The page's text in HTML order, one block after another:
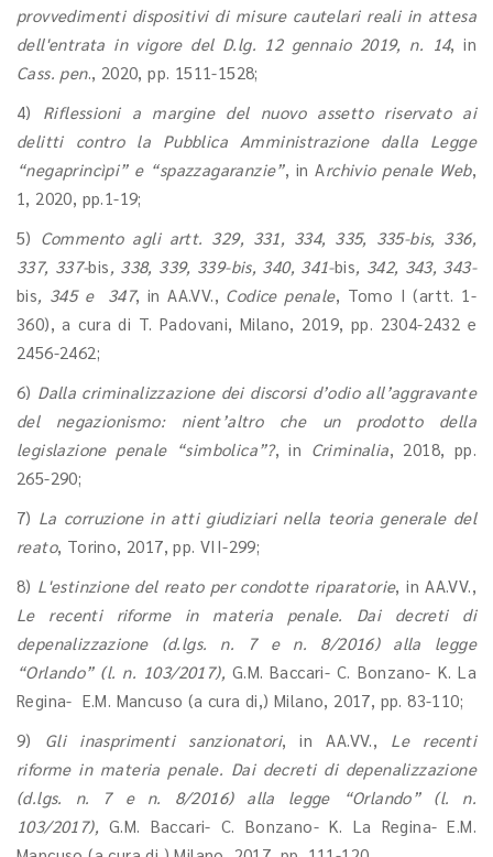
provvedimenti dispositivi di misure cautelari reali in attesa
dell'entrata in vigore del D.lg. 12 gennaio 2019, n. 14, in
Cass. pen., 2020, pp. 1511-1528;
4) Riflessioni a margine del nuovo assetto riservato ai
delitti contro la Pubblica Amministrazione dalla Legge
“negaprincìpi” e “spazzagaranzie”, in Archivio penale Web,
1, 2020, pp.1-19;
5) Commento agli artt. 329, 331, 334, 335, 335-bis, 336,
337, 337-bis, 338, 339, 339-bis, 340, 341-bis, 342, 343, 343-
bis, 345 e 347, in AA.VV., Codice penale, Tomo I (artt. 1-
360), a cura di T. Padovani, Milano, 2019, pp. 2304-2432 e
2456-2462;
6) Dalla criminalizzazione dei discorsi d’odio all’aggravante
del negazionismo: nient’altro che un prodotto della
legislazione penale “simbolica”?, in Criminalia, 2018, pp.
265-290;
7) La corruzione in atti giudiziari nella teoria generale del
reato, Torino, 2017, pp. VII-299;
8) L'estinzione del reato per condotte riparatorie, in AA.VV.,
Le recenti riforme in materia penale. Dai decreti di
depenalizzazione (d.lgs. n. 7 e n. 8/2016) alla legge
“Orlando” (l. n. 103/2017), G.M. Baccari- C. Bonzano- K. La
Regina- E.M. Mancuso (a cura di,) Milano, 2017, pp. 83-110;
9) Gli inasprimenti sanzionatori, in AA.VV., Le recenti
riforme in materia penale. Dai decreti di depenalizzazione
(d.lgs. n. 7 e n. 8/2016) alla legge “Orlando” (l. n.
103/2017), G.M. Baccari- C. Bonzano- K. La Regina- E.M.